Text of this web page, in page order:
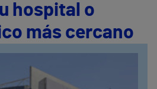
hospital o
más cercano